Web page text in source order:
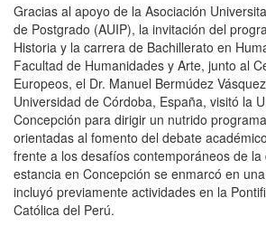
Gracias al apoyo de la Asociación
de Postgrado (AUIP), la invitación del
Historia y la carrera de Bachillerato en
Facultad de Humanidades y Arte, junto al
Europeos, el Dr. Manuel Bermúdez
Universidad de Córdoba, España, visitó la
Concepción para dirigir un nutrido
orientadas al fomento del debate
frente a los desafíos contemporáneos de la
estancia en Concepción se enmarcó en
incluyó previamente actividades en la
Católica del Perú.